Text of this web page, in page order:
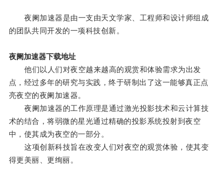
夜阑加速器是由一支由天文学家、工程师和设计师组成
的团队共同开发的一项科技创新。
夜阑加速器下载地址
他们以人们对夜空越来越高的观赏和体验需求为出发
点，经过多年的研究与实践，终于研制出了这一能够真正点
亮夜空的夜阑加速器。
夜阑加速器的工作原理是通过激光投影技术和云计算技
术的结合，将弱微的星光通过精确的投影系统投射到夜空
中，使其成为夜空的一部分。
这项创新科技旨在改变人们对夜空的观赏体验，使其变
得更美丽、更绚丽。